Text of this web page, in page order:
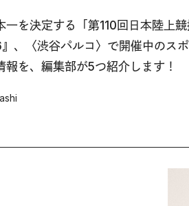
一を決定する「第110回日本陸上
』、〈渋谷パルコ〉で開催中のス
報を、編集部が5つ紹介します！